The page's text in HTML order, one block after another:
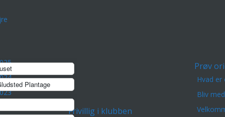
Frivillig i klubben
Prøv
Hvad er
Bliv
Plantage